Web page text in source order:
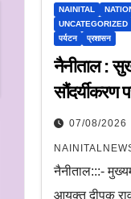
NAINITAL
UNCATEGORIZED
पर्यटन
प्रशासन
नैनीताल :
सौंदर्यीकरण
करोड़ रुपये
लिए संस्था
07/08/2026
नैनीताल:::-
आयुक्त दीपक